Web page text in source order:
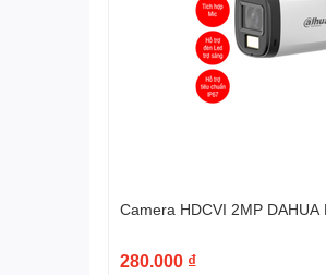
Camera HDCVI 2MP
280.000 ₫